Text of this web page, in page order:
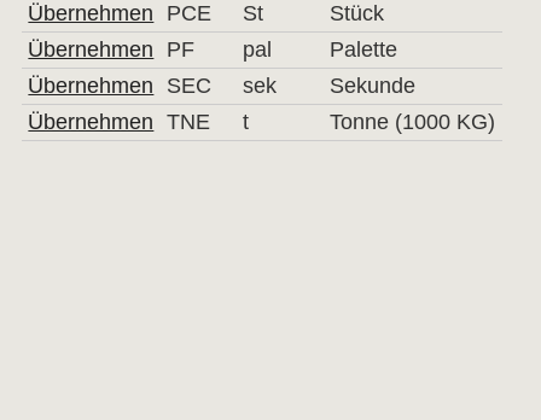
Übernehmen
PCE St
Stück
Übernehmen
PF pal
Palette
Übernehmen
SEC sek
Sekunde
Übernehmen
TNE t Tonne (1000 KG)